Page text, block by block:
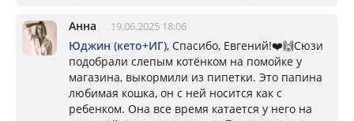
Анна 19.06.2025 18:06
Юджин (кето+ИГ), Спасибо, Евгений!❤️🙌Сюзи
подобрали слепым котёнком на помойке у
магазина, выкормили из пипетки. Это папина
любимая кошка, он с ней носится как с
ребенком. Она все время катается у него на